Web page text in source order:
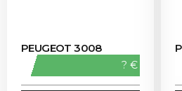
PEUGEOT 3008
? €